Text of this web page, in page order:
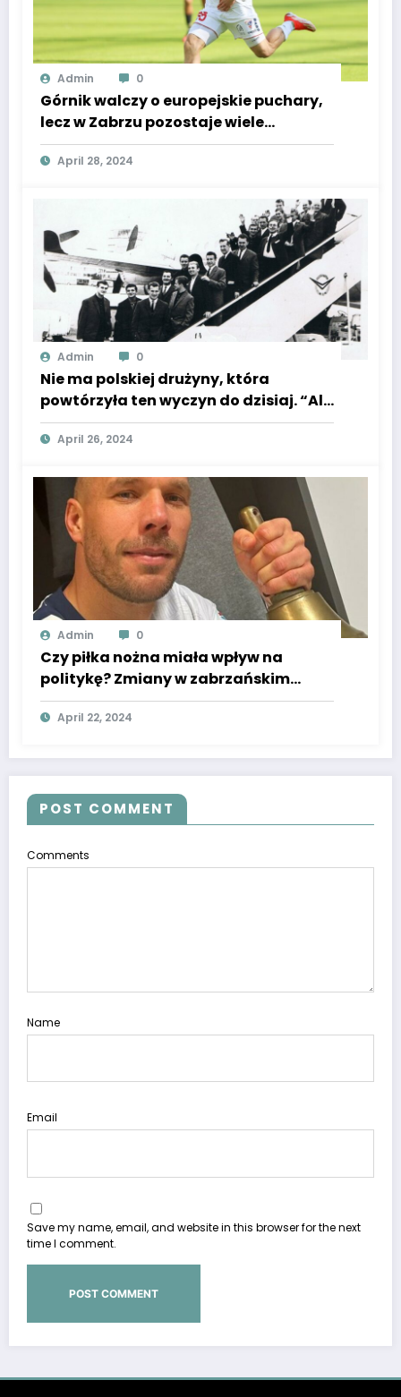
Admin 0
Górnik walczy o europejskie puchary,
lecz w Zabrzu pozostaje wiele
tajemnic. Rzadka przyszłość
pomocnika.
April 28, 2024
Admin 0
Nie ma polskiej drużyny, która
powtórzyła ten wyczyn do dzisiaj. “Ale
ten szampan smakował gorzko…”
April 26, 2024
Admin 0
Czy piłka nożna miała wpływ na
politykę? Zmiany w zabrzańskim
ratuszu, a Lukas Podolski podgrzewa
emocje poprzez ten wpis!
April 22, 2024
POST COMMENT
Comments
Name
Email
Save my name, email, and website in this browser for the next
time I comment.